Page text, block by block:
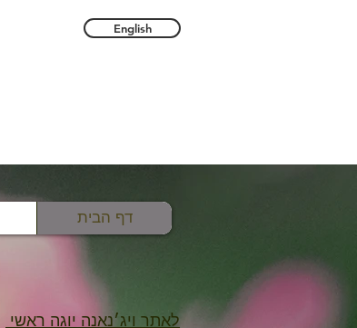
English
דף הבית
לאתר ויג׳נאנה יוגה ראשי